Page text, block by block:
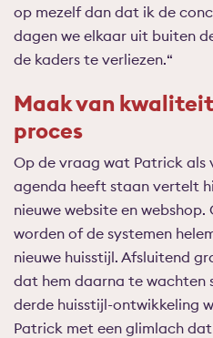
op mezelf dan dat ik de
dagen we elkaar uit buiten
de kaders te verliezen.“
Maak van
proces
Op de vraag wat Patrick als
agenda heeft staan vertelt
nieuwe website en
worden of de systemen
nieuwe huisstijl. Afsluitend
dat hem daarna te
derde huisstijl-ontwikkeling
Patrick met een glimlach